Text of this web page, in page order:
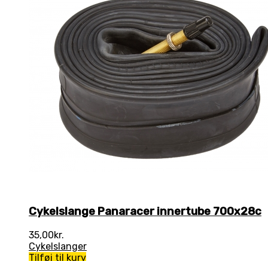
Cykelslange Panaracer innertube 700x28c
35,00kr.
Cykelslanger
Tilføj til kurv